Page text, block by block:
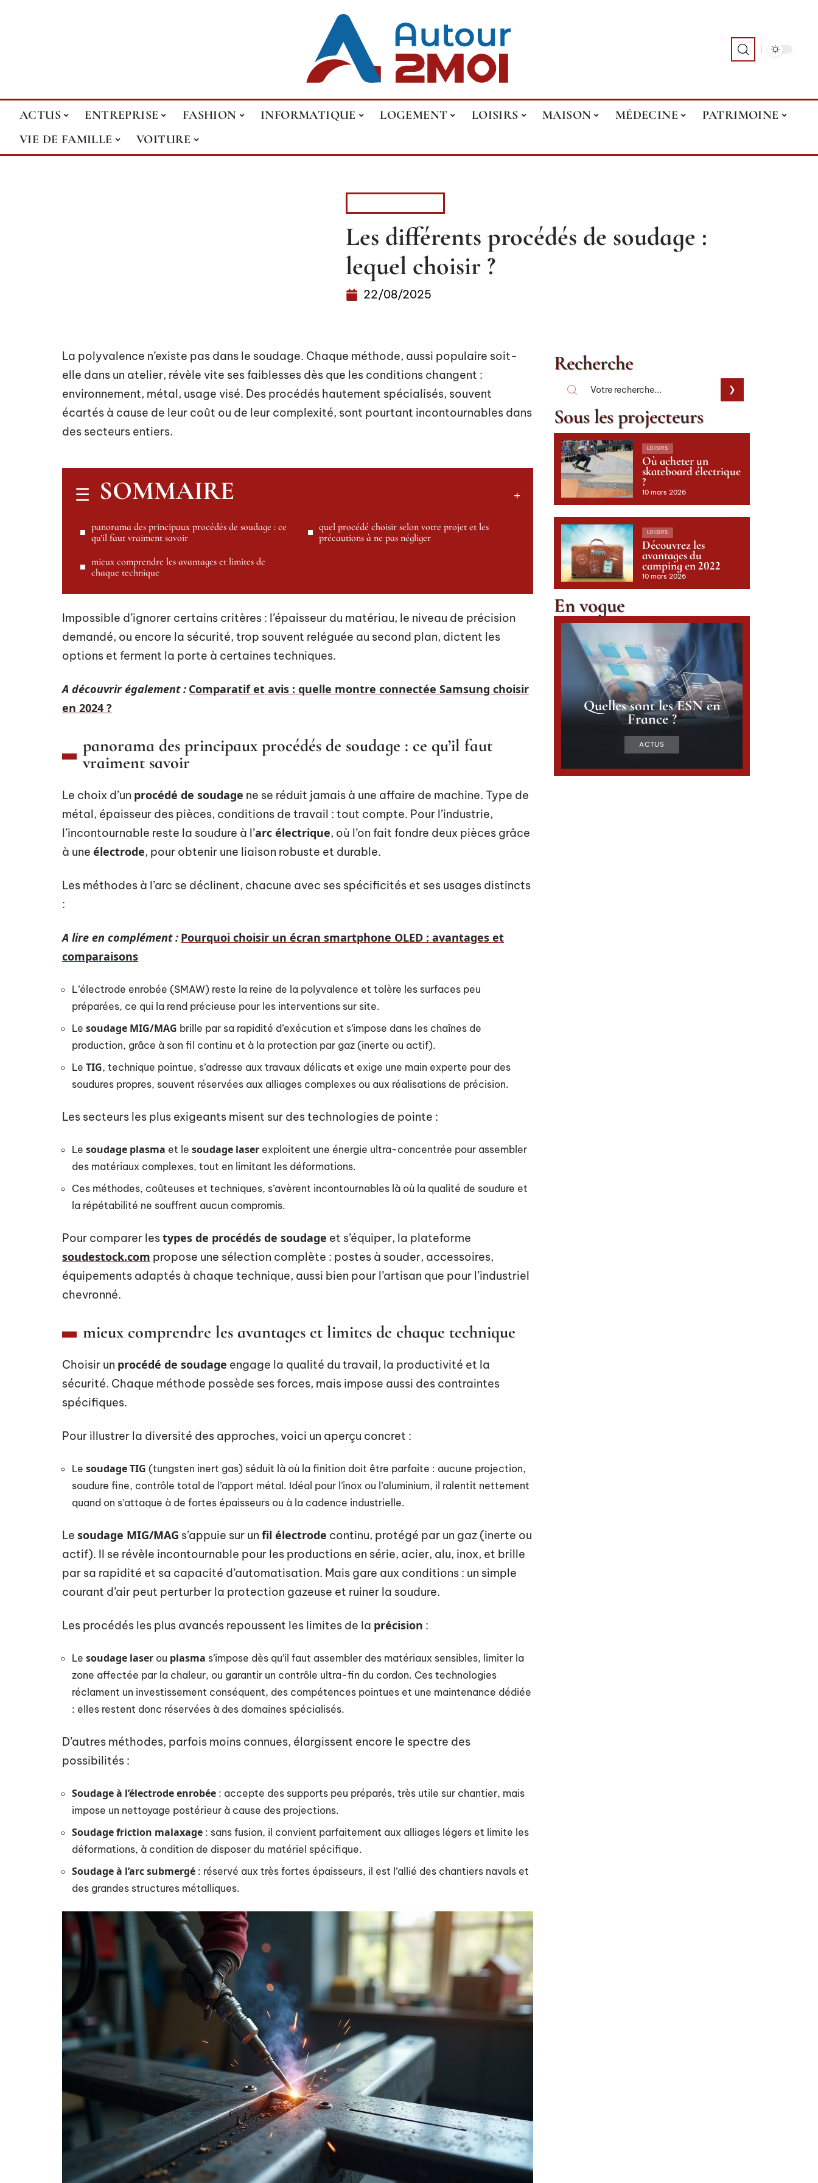
ACTUS ENTREPRISE FASHION INFORMATIQUE LOGEMENT LOISIRS MAISON MÉDECINE
PATRIMOINE
VIE DE FAMILLE
VOITURE
Les différents procédés de soudage :
lequel choisir ?
22/08/2025
La polyvalence n’existe pas dans le soudage. Chaque méthode, aussi populaire soit-
elle dans un atelier, révèle vite ses faiblesses dès que les conditions changent :
environnement, métal, usage visé. Des procédés hautement spécialisés, souvent
écartés à cause de leur coût ou de leur complexité, sont pourtant incontournables dans
des secteurs entiers.
SOMMAIRE
panorama des principaux procédés de soudage : ce
qu’il faut vraiment savoir
mieux comprendre les avantages et limites de
chaque technique
quel procédé choisir selon votre projet et les
précautions à ne pas négliger
Impossible d’ignorer certains critères : l’épaisseur du matériau, le niveau de précision
demandé, ou encore la sécurité, trop souvent reléguée au second plan, dictent les
options et ferment la porte à certaines techniques.
A découvrir également : Comparatif et avis : quelle montre connectée Samsung choisir
en 2024 ?
panorama des principaux procédés de soudage : ce qu’il faut
vraiment savoir
Le choix d’un procédé de soudage ne se réduit jamais à une affaire de machine. Type de
métal, épaisseur des pièces, conditions de travail : tout compte. Pour l’industrie,
l’incontournable reste la soudure à l’arc électrique, où l’on fait fondre deux pièces grâce
à une électrode, pour obtenir une liaison robuste et durable.
Les méthodes à l’arc se déclinent, chacune avec ses spécificités et ses usages distincts
:
A lire en complément : Pourquoi choisir un écran smartphone OLED : avantages et
comparaisons
L’électrode enrobée (SMAW) reste la reine de la polyvalence et tolère les surfaces peu
préparées, ce qui la rend précieuse pour les interventions sur site.
Le soudage MIG/MAG brille par sa rapidité d’exécution et s’impose dans les chaînes de
production, grâce à son fil continu et à la protection par gaz (inerte ou actif).
Le TIG, technique pointue, s’adresse aux travaux délicats et exige une main experte pour des
soudures propres, souvent réservées aux alliages complexes ou aux réalisations de précision.
Les secteurs les plus exigeants misent sur des technologies de pointe :
Le soudage plasma et le soudage laser exploitent une énergie ultra-concentrée pour assembler
des matériaux complexes, tout en limitant les déformations.
Ces méthodes, coûteuses et techniques, s’avèrent incontournables là où la qualité de soudure et
la répétabilité ne souffrent aucun compromis.
Pour comparer lestypes de procédés de soudage et s’équiper, la plateforme
soudestock.com propose une sélection complète : postes à souder, accessoires,
équipements adaptés à chaque technique, aussi bien pour l’artisan que pour l’industriel
chevronné.
mieux comprendre les avantages et limites de chaque technique
Choisir un procédé de soudage engage la qualité du travail, la productivité et la
sécurité. Chaque méthode possède ses forces, mais impose aussi des contraintes
spécifiques.
Pour illustrer la diversité des approches, voici un aperçu concret :
Le soudage TIG (tungsten inert gas) séduit là où la finition doit être parfaite : aucune projection,
soudure fine, contrôle total de l’apport métal. Idéal pour l’inox ou l’aluminium, il ralentit nettement
quand on s’attaque à de fortes épaisseurs ou à la cadence industrielle.
Le soudage MIG/MAG s’appuie sur un fil électrode continu, protégé par un gaz (inerte ou
actif). Il se révèle incontournable pour les productions en série, acier, alu, inox, et brille
par sa rapidité et sa capacité d’automatisation. Mais gare aux conditions : un simple
courant d’air peut perturber la protection gazeuse et ruiner la soudure.
Les procédés les plus avancés repoussent les limites de la précision :
Le soudage laser ou plasma s’impose dès qu’il faut assembler des matériaux sensibles, limiter la
zone affectée par la chaleur, ou garantir un contrôle ultra-fin du cordon. Ces technologies
réclament un investissement conséquent, des compétences pointues et une maintenance dédiée
: elles restent donc réservées à des domaines spécialisés.
D’autres méthodes, parfois moins connues, élargissent encore le spectre des
possibilités :
Soudage à l’électrode enrobée : accepte des supports peu préparés, très utile sur chantier, mais
impose un nettoyage postérieur à cause des projections.
Soudage friction malaxage : sans fusion, il convient parfaitement aux alliages légers et limite les
déformations, à condition de disposer du matériel spécifique.
Soudage à l’arc submergé : réservé aux très fortes épaisseurs, il est l’allié des chantiers navals et
des grandes structures métalliques.
Recherche
Sous les projecteurs
LOISIRS
Où acheter un
skateboard électrique
?
10 mars 2026
LOISIRS
Découvrez les
avantages du
camping en 2022
10 mars 2026
En vogue
Quelles sont les ESN en
France ?
ACTUS